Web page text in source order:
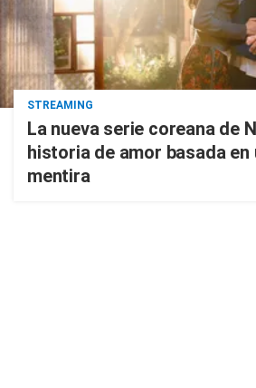
STREAMING
La nueva serie coreana de
historia de amor basada en
mentira